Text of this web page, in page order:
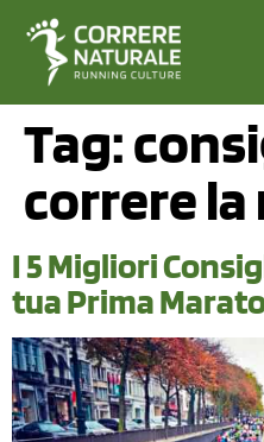
Tag:
correre
I 5 Migliori
tua Prima